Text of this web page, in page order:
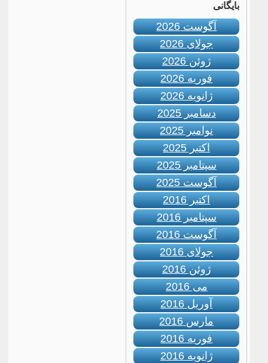
بایگانی
آگوست 2026
جولای 2026
ژوئن 2026
فوریه 2026
ژانویه 2026
دسامبر 2025
نوامبر 2025
اکتبر 2025
سپتامبر 2025
آگوست 2025
اکتبر 2016
سپتامبر 2016
آگوست 2016
جولای 2016
ژوئن 2016
می 2016
آوریل 2016
مارس 2016
فوریه 2016
ژانویه 2016